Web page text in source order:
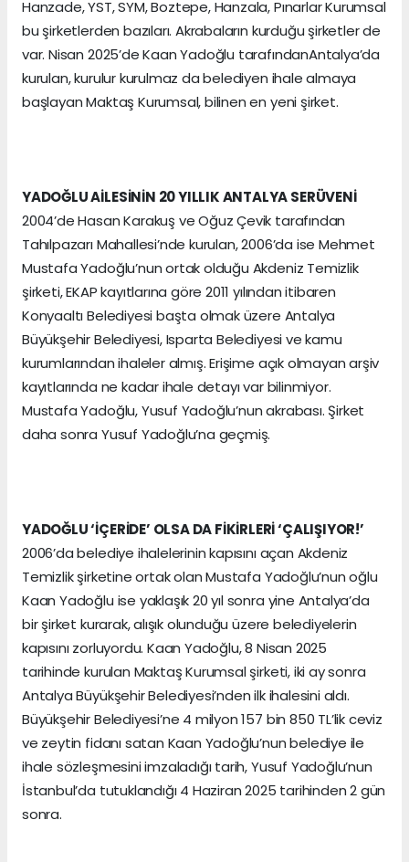
Hanzade, YST, SYM, Boztepe, Hanzala, Pınarlar Kurumsal
bu şirketlerden bazıları. Akrabaların kurduğu şirketler de
var. Nisan 2025’de Kaan Yadoğlu tarafındanAntalya’da
kurulan, kurulur kurulmaz da belediyen ihale almaya
başlayan Maktaş Kurumsal, bilinen en yeni şirket.
YADOĞLU AİLESİNİN 20 YILLIK ANTALYA SERÜVENİ
2004’de Hasan Karakuş ve Oğuz Çevik tarafından
Tahılpazarı Mahallesi’nde kurulan, 2006’da ise Mehmet
Mustafa Yadoğlu’nun ortak olduğu Akdeniz Temizlik
şirketi, EKAP kayıtlarına göre 2011 yılından itibaren
Konyaaltı Belediyesi başta olmak üzere Antalya
Büyükşehir Belediyesi, Isparta Belediyesi ve kamu
kurumlarından ihaleler almış. Erişime açık olmayan arşiv
kayıtlarında ne kadar ihale detayı var bilinmiyor.
Mustafa Yadoğlu, Yusuf Yadoğlu’nun akrabası. Şirket
daha sonra Yusuf Yadoğlu’na geçmiş.
YADOĞLU ‘İÇERİDE’ OLSA DA FİKİRLERİ ‘ÇALIŞIYOR!’
2006’da belediye ihalelerinin kapısını açan Akdeniz
Temizlik şirketine ortak olan Mustafa Yadoğlu’nun oğlu
Kaan Yadoğlu ise yaklaşık 20 yıl sonra yine Antalya’da
bir şirket kurarak, alışık olunduğu üzere belediyelerin
kapısını zorluyordu. Kaan Yadoğlu, 8 Nisan 2025
tarihinde kurulan Maktaş Kurumsal şirketi, iki ay sonra
Antalya Büyükşehir Belediyesi’nden ilk ihalesini aldı.
Büyükşehir Belediyesi’ne 4 milyon 157 bin 850 TL’lik ceviz
ve zeytin fidanı satan Kaan Yadoğlu’nun belediye ile
ihale sözleşmesini imzaladığı tarih, Yusuf Yadoğlu’nun
İstanbul’da tutuklandığı 4 Haziran 2025 tarihinden 2 gün
sonra.